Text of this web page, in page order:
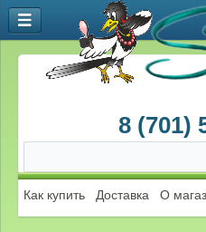
8 (701)
Как купить Доставка О